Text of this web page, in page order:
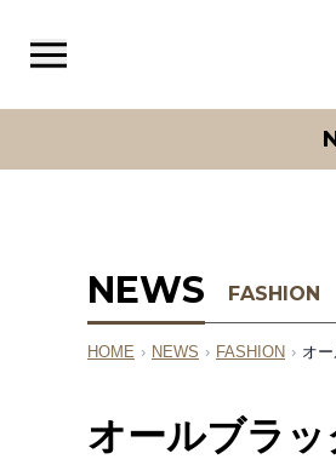
NEWS FASHION
HOME › NEWS › FASHION › オ
オールブラ